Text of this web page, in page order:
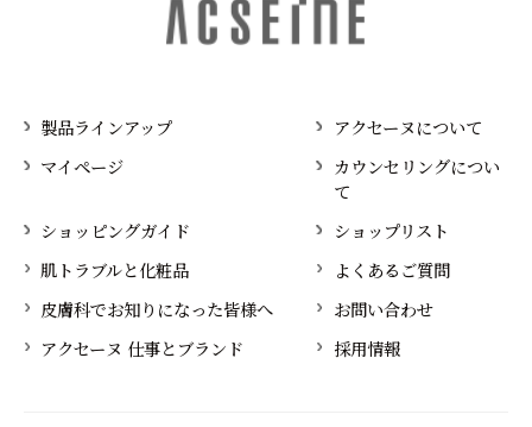
製品ラインアップ
アクセーヌについて
マイページ
カウンセリングについ
て
ショッピングガイド
ショップリスト
肌トラブルと化粧品
よくあるご質問
皮膚科でお知りになった皆様へ
お問い合わせ
アクセーヌ 仕事とブランド
採用情報